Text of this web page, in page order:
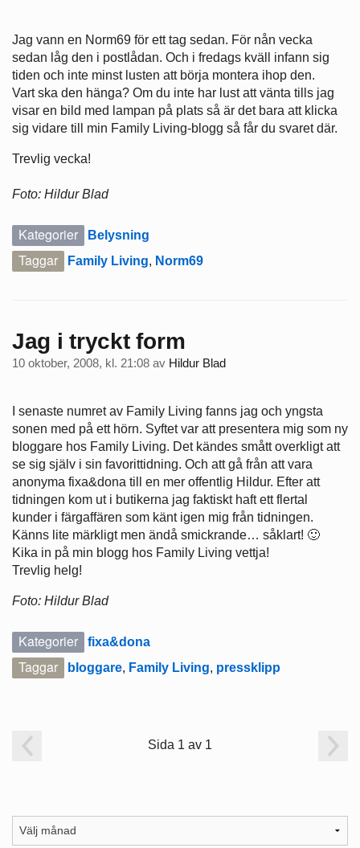
Jag vann en Norm69 för ett tag sedan. För nån vecka
sedan låg den i postlådan. Och i fredags kväll infann sig
tiden och inte minst lusten att börja montera ihop den.
Vart ska den hänga? Om du inte har lust att vänta tills jag
visar en bild med lampan på plats så är det bara att klicka
sig vidare till min Family Living-blogg så får du svaret där.
Trevlig vecka!
Foto: Hildur Blad
Kategorier Belysning
Taggar Family Living, Norm69
Jag i tryckt form
10 oktober, 2008, kl. 21:08 av Hildur Blad
I senaste numret av Family Living fanns jag och yngsta
sonen med på ett hörn. Syftet var att presentera mig som ny
bloggare hos Family Living. Det kändes smått overkligt att
se sig själv i sin favorittidning. Och att gå från att vara
anonyma fixa&dona till en mer offentlig Hildur. Efter att
tidningen kom ut i butikerna jag faktiskt haft ett flertal
kunder i färgaffären som känt igen mig från tidningen.
Känns lite märkligt men ändå smickrande… såklart! 🙂
Kika in på min blogg hos Family Living vettja!
Trevlig helg!
Foto: Hildur Blad
Kategorier fixa&dona
Taggar bloggare, Family Living, pressklipp
Sida 1 av 1